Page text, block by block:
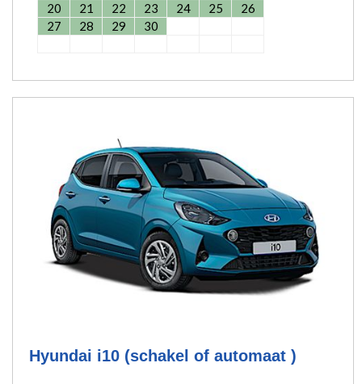
20
21 22 23 24 25
26
27
28 29 30
Hyundai i10 (schakel of automaat )